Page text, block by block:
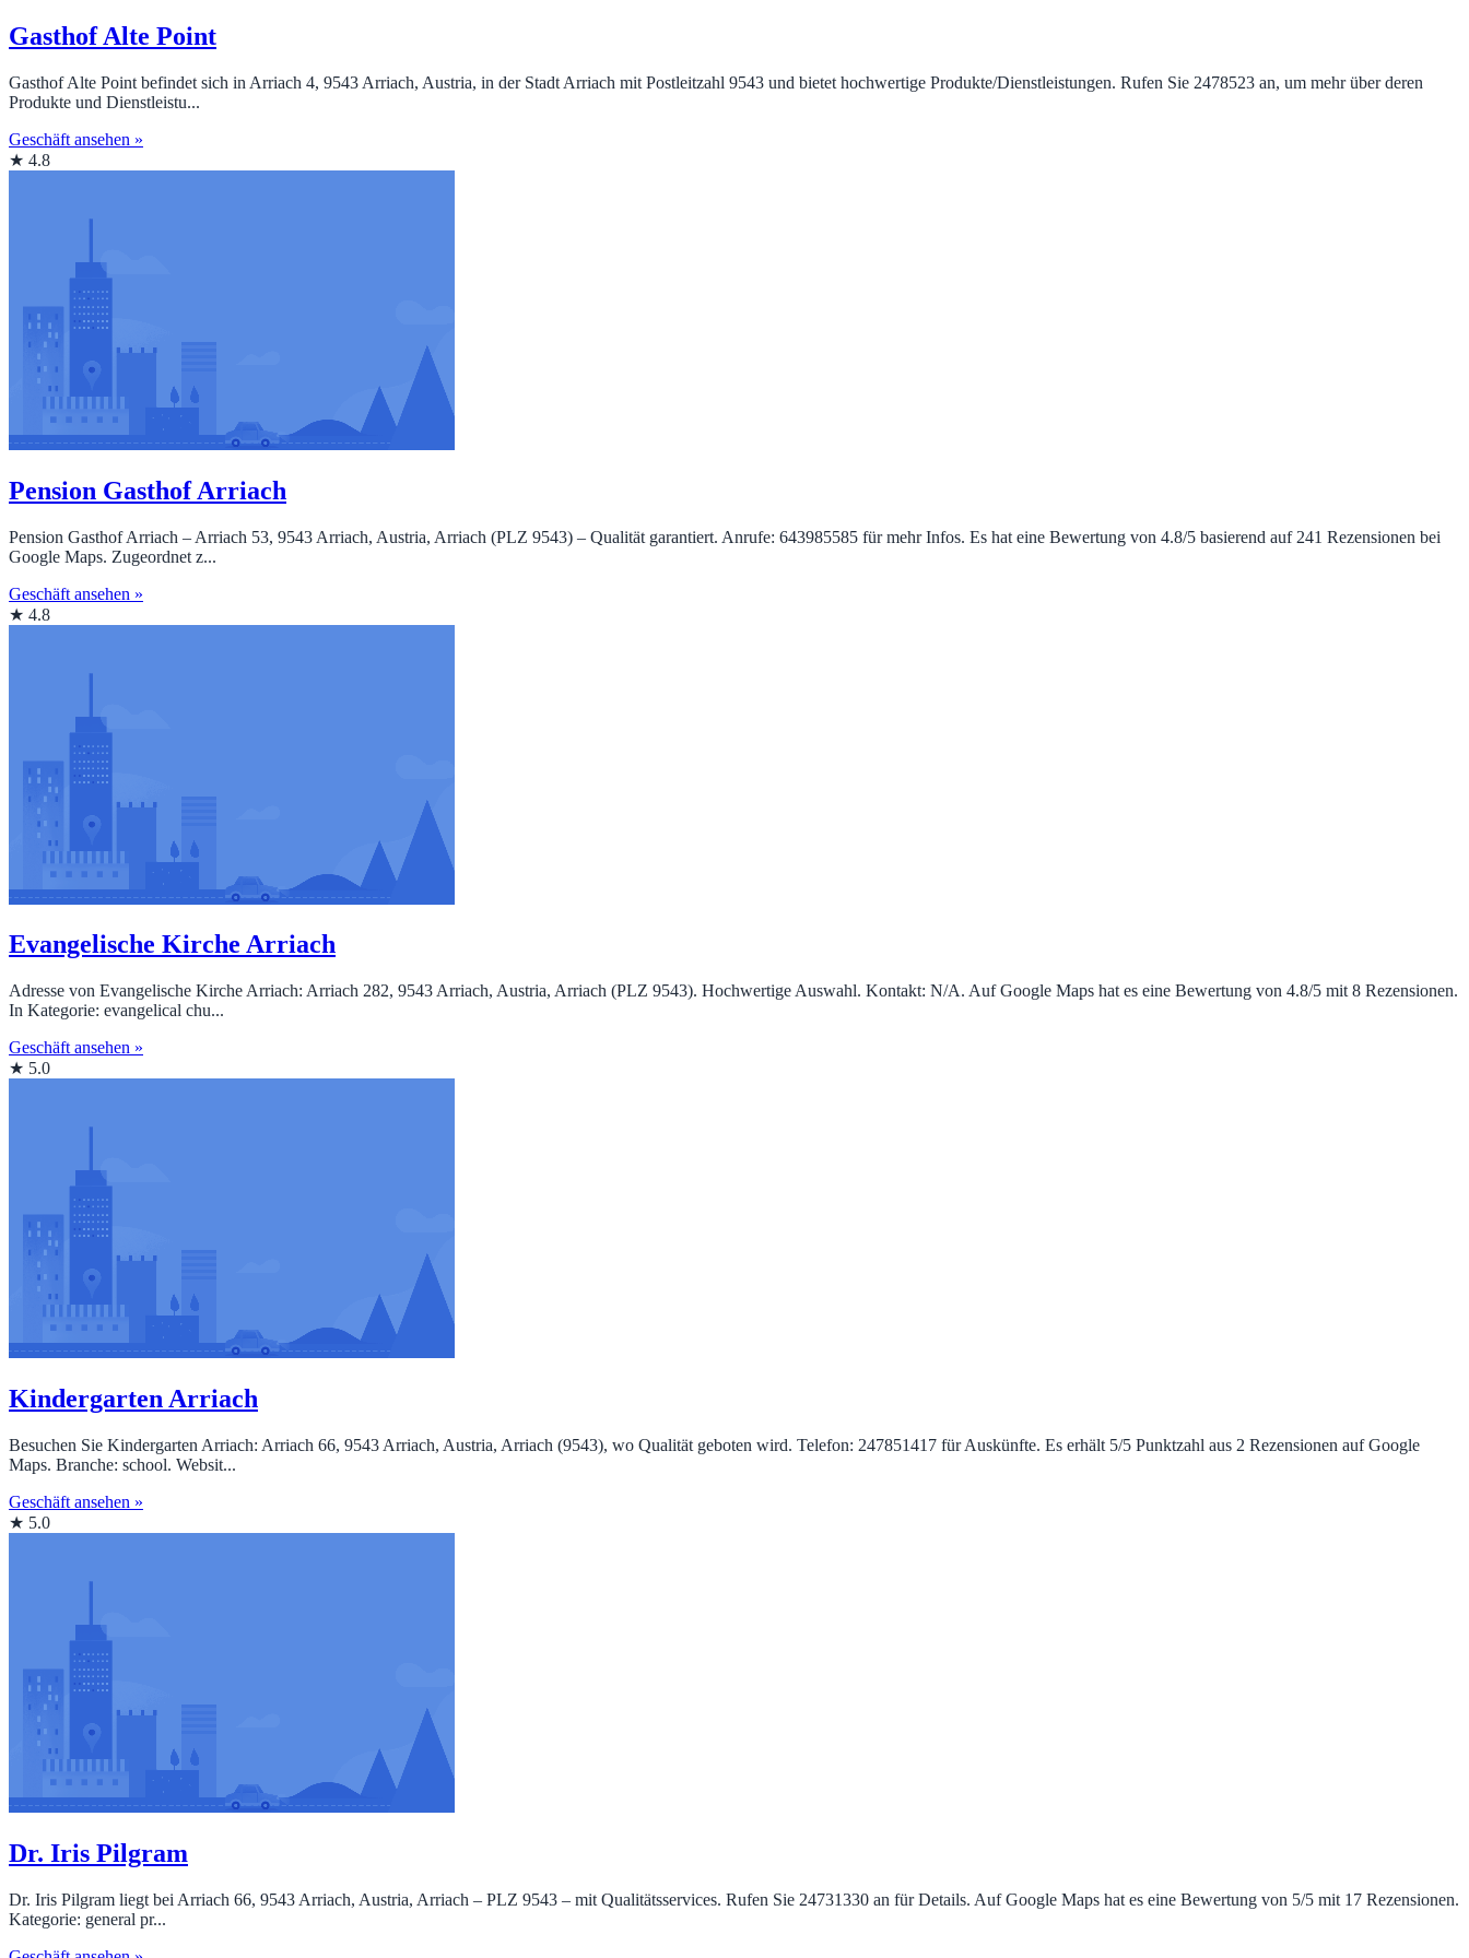
Gasthof Alte Point
Gasthof Alte Point befindet sich in Arriach 4, 9543 Arriach, Austria, in der Stadt Arriach mit Postleitzahl 9543 und bietet hochwertige Produkte/Dienstleistungen. Rufen Sie 2478523 an, um mehr über deren
Produkte und Dienstleistu...
Geschäft ansehen »
★ 4.8
Pension Gasthof Arriach
Pension Gasthof Arriach – Arriach 53, 9543 Arriach, Austria, Arriach (PLZ 9543) – Qualität garantiert. Anrufe: 643985585 für mehr Infos. Es hat eine Bewertung von 4.8/5 basierend auf 241 Rezensionen bei
Google Maps. Zugeordnet z...
Geschäft ansehen »
★ 4.8
Evangelische Kirche Arriach
Adresse von Evangelische Kirche Arriach: Arriach 282, 9543 Arriach, Austria, Arriach (PLZ 9543). Hochwertige Auswahl. Kontakt: N/A. Auf Google Maps hat es eine Bewertung von 4.8/5 mit 8 Rezensionen.
In Kategorie: evangelical chu...
Geschäft ansehen »
★ 5.0
Kindergarten Arriach
Besuchen Sie Kindergarten Arriach: Arriach 66, 9543 Arriach, Austria, Arriach (9543), wo Qualität geboten wird. Telefon: 247851417 für Auskünfte. Es erhält 5/5 Punktzahl aus 2 Rezensionen auf Google
Maps. Branche: school. Websit...
Geschäft ansehen »
★ 5.0
Dr. Iris Pilgram
Dr. Iris Pilgram liegt bei Arriach 66, 9543 Arriach, Austria, Arriach – PLZ 9543 – mit Qualitätsservices. Rufen Sie 24731330 an für Details. Auf Google Maps hat es eine Bewertung von 5/5 mit 17 Rezensionen.
Kategorie: general pr...